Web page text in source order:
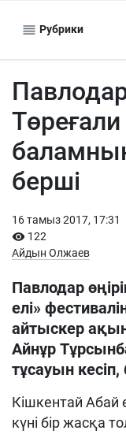
Рубрики
Төреғали
берші
16 тамыз 2017, 17:31
122
Айдын Олжаев
Павлодар
елі»
айтыскер
Айнұр
тұсауын кесіп,
Кішкентай Абай
күні бір жасқа